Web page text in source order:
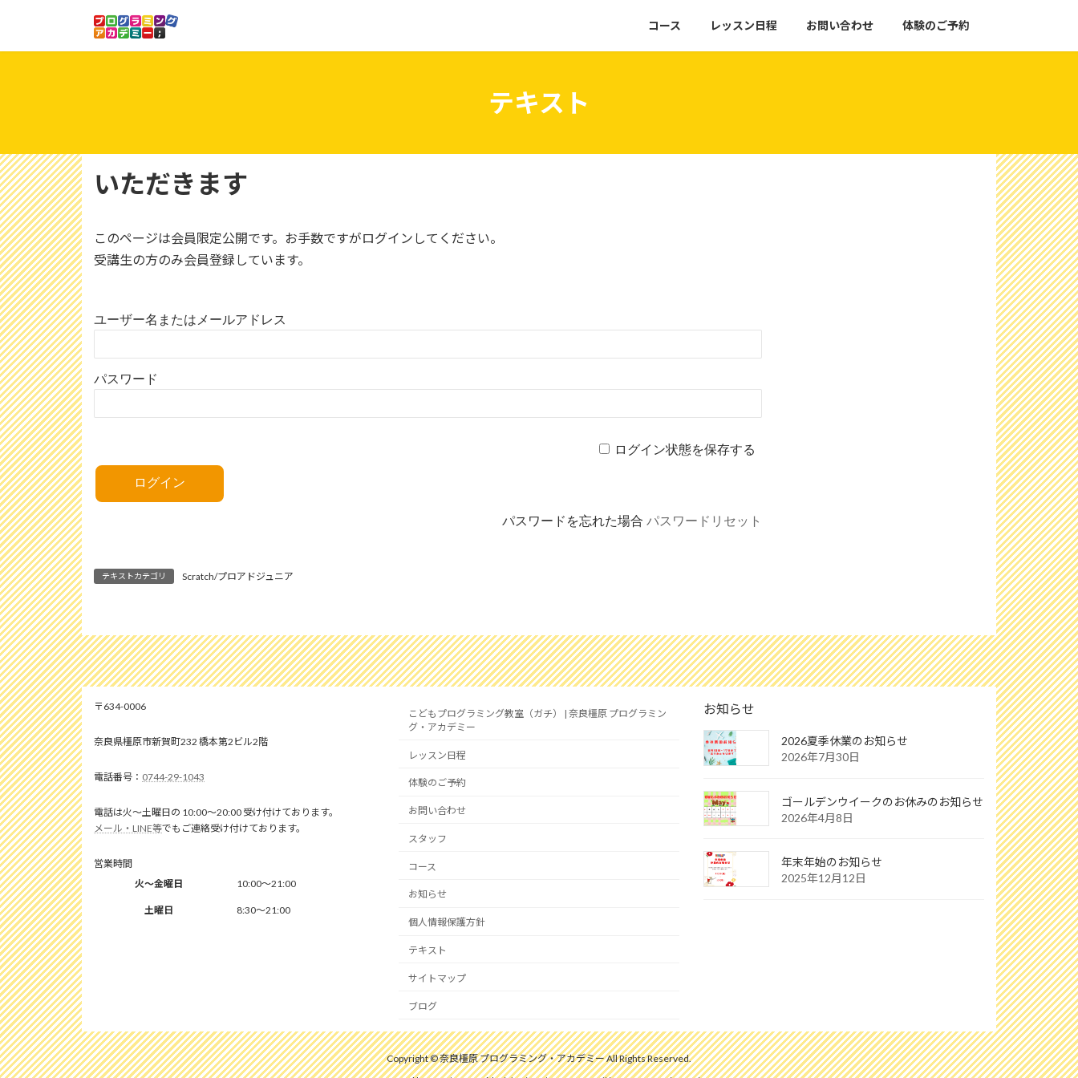
テ
ッ
プ
ゲ
移
動
コース レッスン日程 お問い合わせ 体験のご予約
テキスト
いただきます
このページは会員限定公開です。お手数ですがログインしてください。
受講生の方のみ会員登録しています。
ユーザー名またはメールアドレス
パスワード
ログイン状態を保存する
パスワードを忘れた場合 パスワードリセット
テキストカテゴリ Scratch/プロアドジュニア
634-0006
奈良県橿原市新賀町232 橋本第2ビル2階
0744-29-1043
電話は火～土曜日の 10:00～20:00 受け付けております。
メール・LINE等でもご連絡受け付けております。
営業時間
火～金曜日
10:00～21:00
土曜日 8:30～21:00
こどもプログラミング教室（ガチ） | 奈良橿原 プログラミン
グ・アカデミー
レッスン日程
体験のご予約
お問い合わせ
スタッフ
コース
お知らせ
個人情報保護方針
テキスト
サイトマップ
ブログ
お知らせ
2026夏季休業のお知らせ
2026年7月30日
ゴールデンウイークのお休みのお知らせ
2026年4月8日
年末年始のお知らせ
2025年12月12日
Copyright © 奈良橿原 プログラミング・アカデミー All Rights Reserved.